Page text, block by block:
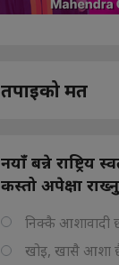
तपाइको मत
नयाँ बन्ने राष्ट्रिय
कस्तो अपेक्षा
निक्कै आशावादी
खोइ, खासै आशा